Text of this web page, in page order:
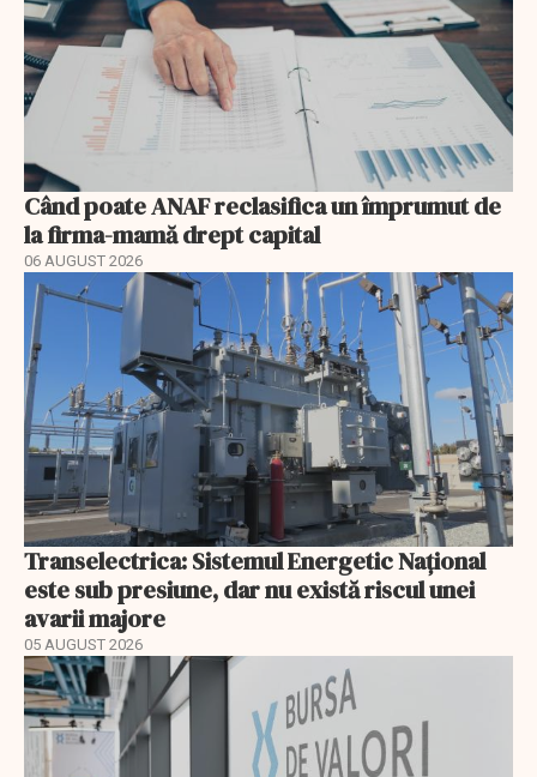
Când poate ANAF reclasifica un împrumut de
la firma-mamă drept capital
06 AUGUST 2026
Transelectrica: Sistemul Energetic Național
este sub presiune, dar nu există riscul unei
avarii majore
05 AUGUST 2026